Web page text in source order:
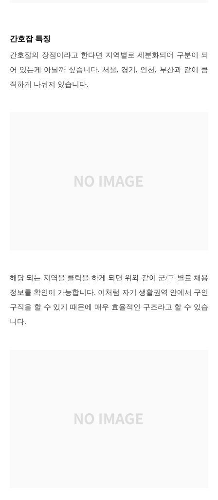
간호잡 특징
간호잡의 장점이라고 한다면 지역별로 세분화되어 구분이 되
어 있는게 아닐까 싶습니다. 서울, 경기, 인천, 부산과 같이 큼
직하게 나눠져 있습니다.
해당 되는 지역을 클릭을 하게 되면 위와 같이 군/구 별로 채용
정보를 확인이 가능합니다. 이처럼 자기 생활권역 안에서 구인
구직을 할 수 있기 때문에 매우 효율적인 구조라고 할 수 있습
니다.